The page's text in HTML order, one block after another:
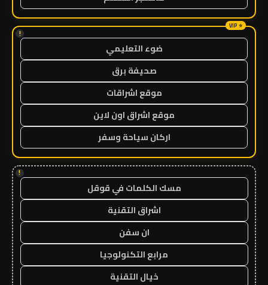
!
ضوء التعليمي
صحيفة برق
موقع اشراقات
موقع اشراق اون لاين
اركان سياحة وسفر
!
مسك الكلمات في قوقل
اشراق التقنية
ان سفن
مرابع التكنولوجيا
خيال التقنية